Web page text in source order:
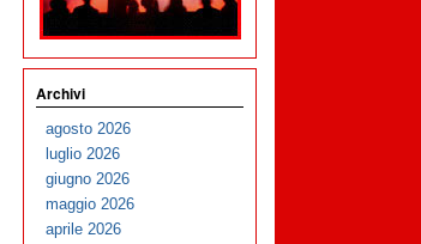
Archivi
agosto 2026
luglio 2026
giugno 2026
maggio 2026
aprile 2026